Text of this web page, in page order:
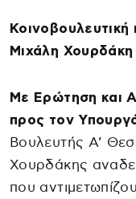
Μιχάλη Χουρδάκη
Με Ερώτηση και
προς τον
Βουλευτής Α’
Χουρδάκης
που